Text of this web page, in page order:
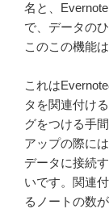
名と、
で、データの
このこの機能
これは
タを関連付け
グをつける手
アップの際に
データに接続
いです。関連
るノートの数